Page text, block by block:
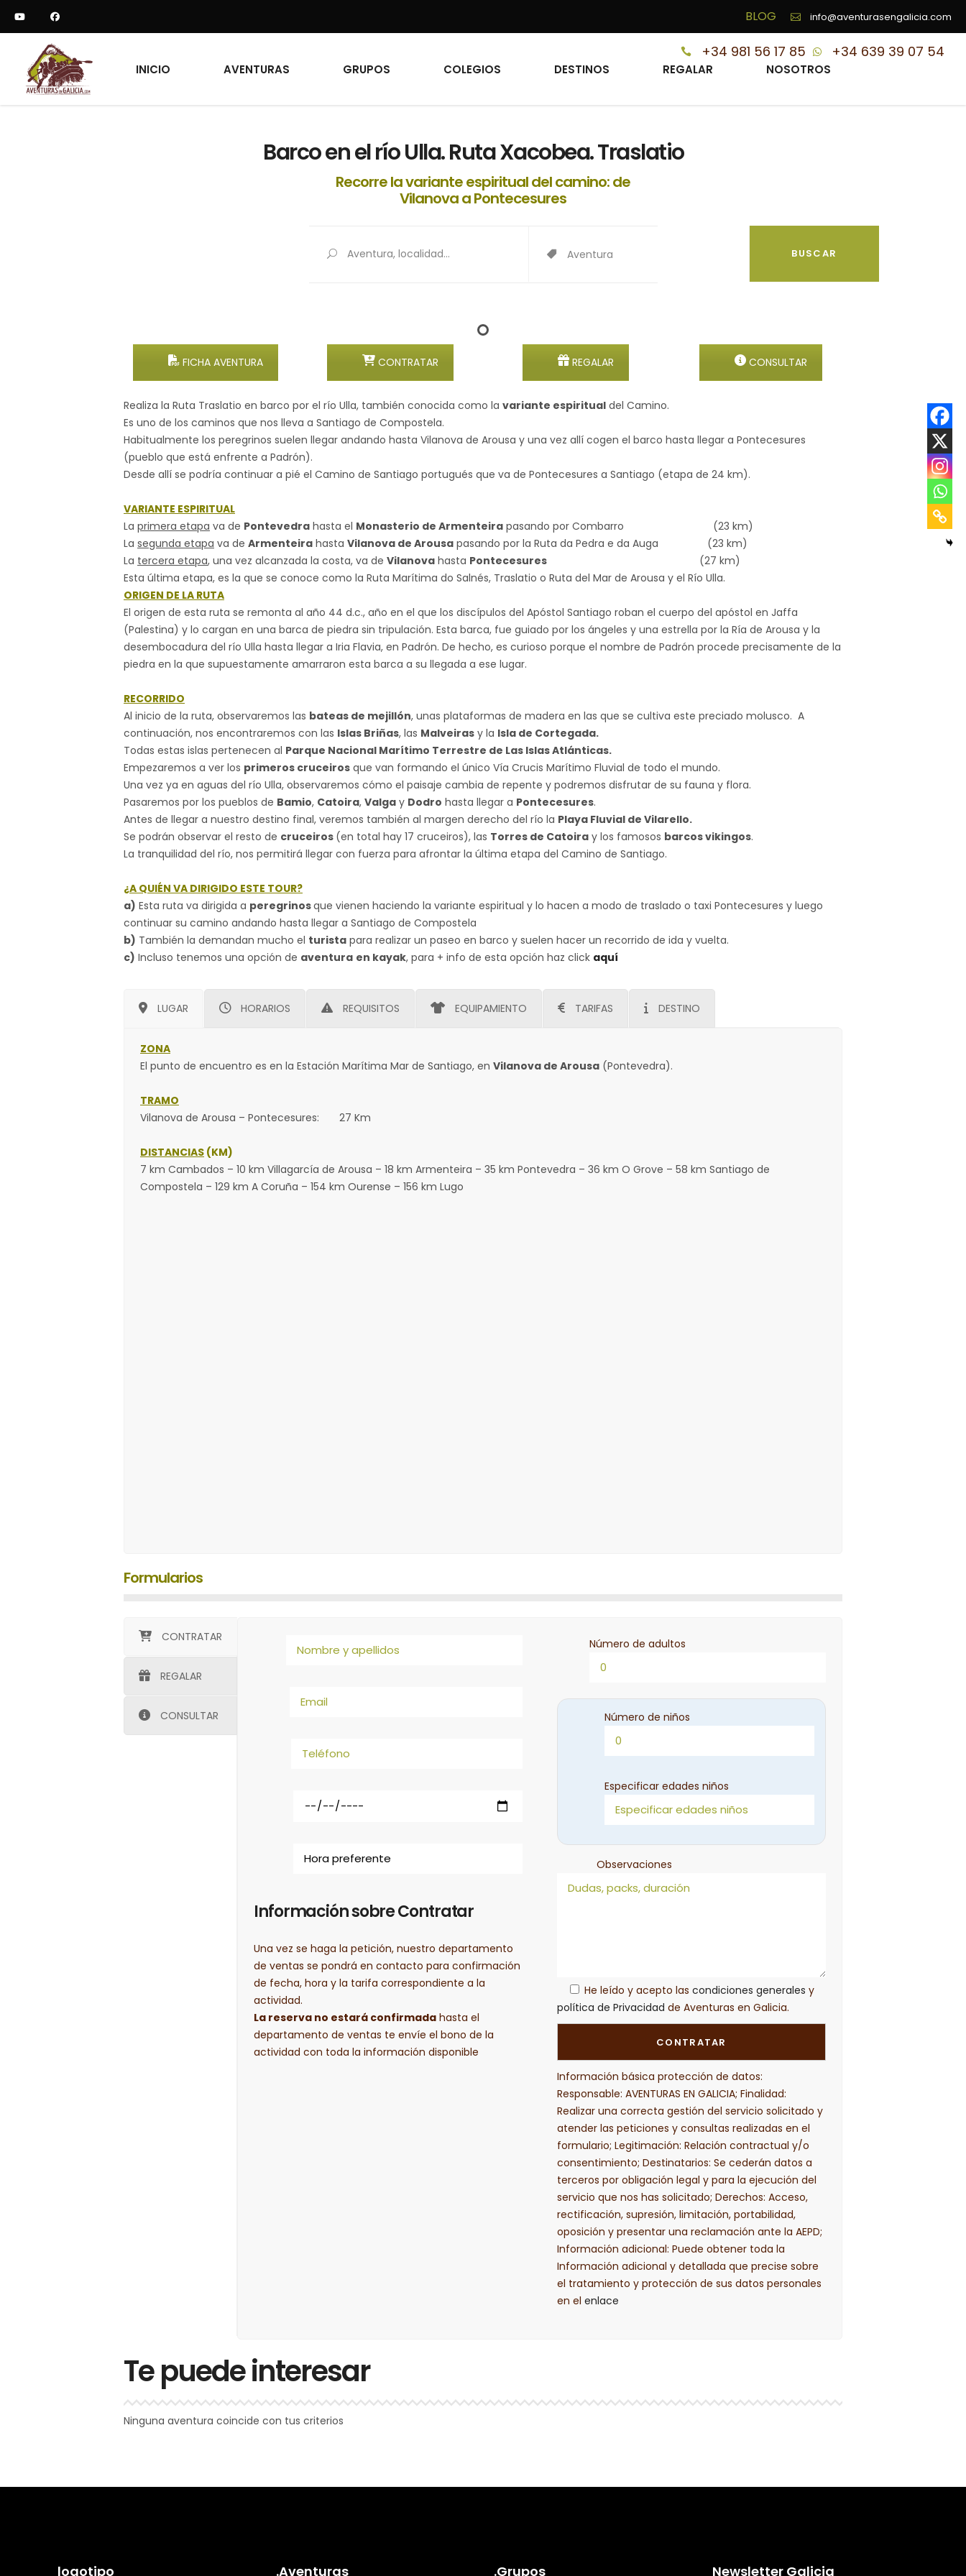
BLOG info@aventurasengalicia.com
INICIO AVENTURAS GRUPOS COLEGIOS DESTINOS REGALAR NOSOTROS
+34 981 56 17 85 +34 639 39 07 54
Barco en el río Ulla. Ruta Xacobea. Traslatio
Recorre la variante espiritual del camino: de
Vilanova a Pontecesures
Aventura
FICHA AVENTURA CONTRATAR REGALAR CONSULTAR
Realiza la Ruta Traslatio en barco por el río Ulla, también conocida como la variante espiritual del Camino.
Es uno de los caminos que nos lleva a Santiago de Compostela.
Habitualmente los peregrinos suelen llegar andando hasta Vilanova de Arousa y una vez allí cogen el barco hasta llegar a Pontecesures
(pueblo que está enfrente a Padrón).
Desde allí se podría continuar a pié el Camino de Santiago portugués que va de Pontecesures a Santiago (etapa de 24 km).
VARIANTE ESPIRITUAL
La primera etapa va de Pontevedra hasta el Monasterio de Armenteira pasando por Combarro (23 km)
La segunda etapa va de Armenteira hasta Vilanova de Arousa pasando por la Ruta da Pedra e da Auga (23 km)
La tercera etapa, una vez alcanzada la costa, va de Vilanova hasta Pontecesures (27 km)
Esta última etapa, es la que se conoce como la Ruta Marítima do Salnés, Traslatio o Ruta del Mar de Arousa y el Río Ulla.
ORIGEN DE LA RUTA
El origen de esta ruta se remonta al año 44 d.c., año en el que los discípulos del Apóstol Santiago roban el cuerpo del apóstol en Jaffa
(Palestina) y lo cargan en una barca de piedra sin tripulación. Esta barca, fue guiado por los ángeles y una estrella por la Ría de Arousa y la
desembocadura del río Ulla hasta llegar a Iria Flavia, en Padrón. De hecho, es curioso porque el nombre de Padrón procede precisamente de la
piedra en la que supuestamente amarraron esta barca a su llegada a ese lugar.
RECORRIDO
Al inicio de la ruta, observaremos las bateas de mejillón, unas plataformas de madera en las que se cultiva este preciado molusco. A
continuación, nos encontraremos con las Islas Briñas, las Malveiras y la Isla de Cortegada.
Todas estas islas pertenecen al Parque Nacional Marítimo Terrestre de Las Islas Atlánticas.
Empezaremos a ver los primeros cruceiros que van formando el único Vía Crucis Marítimo Fluvial de todo el mundo.
Una vez ya en aguas del río Ulla, observaremos cómo el paisaje cambia de repente y podremos disfrutar de su fauna y flora.
Pasaremos por los pueblos de Bamio, Catoira, Valga y Dodro hasta llegar a Pontecesures.
Antes de llegar a nuestro destino final, veremos también al margen derecho del río la Playa Fluvial de Vilarello.
Se podrán observar el resto de cruceiros (en total hay 17 cruceiros), las Torres de Catoira y los famosos barcos vikingos.
La tranquilidad del río, nos permitirá llegar con fuerza para afrontar la última etapa del Camino de Santiago.
¿A QUIÉN VA DIRIGIDO ESTE TOUR?
a) Esta ruta va dirigida a peregrinosque vienen haciendo la variante espiritual y lo hacen a modo de traslado o taxi Pontecesures y luego
continuar su camino andando hasta llegar a Santiago de Compostela
b) También la demandan mucho el turista para realizar un paseo en barco y suelen hacer un recorrido de ida y vuelta.
c) Incluso tenemos una opción de aventura en kayak, para + info de esta opción haz click aquí
LUGAR HORARIOS REQUISITOS EQUIPAMIENTO TARIFAS DESTINO
ZONA
El punto de encuentro es en la Estación Marítima Mar de Santiago, en Vilanova de Arousa (Pontevedra).
TRAMO
Vilanova de Arousa – Pontecesures: 27 Km
DISTANCIAS (KM)
7 km Cambados – 10 km Villagarcía de Arousa – 18 km Armenteira – 35 km Pontevedra – 36 km O Grove – 58 km Santiago de
Compostela – 129 km A Coruña – 154 km Ourense – 156 km Lugo
Formularios
CONTRATAR
REGALAR
CONSULTAR
Información sobre Contratar
Una vez se haga la petición, nuestro departamento
de ventas se pondrá en contacto para confirmación
de fecha, hora y la tarifa correspondiente a la
actividad.
La reserva no estará confirmada hasta el
departamento de ventas te envíe el bono de la
actividad con toda la información disponible
Número de adultos
Número de niños
Especificar edades niños
Observaciones
He leído y acepto las condiciones generales y
política de Privacidad de Aventuras en Galicia.
Información básica protección de datos:
Responsable: AVENTURAS EN GALICIA; Finalidad:
Realizar una correcta gestión del servicio solicitado y
atender las peticiones y consultas realizadas en el
formulario; Legitimación: Relación contractual y/o
consentimiento; Destinatarios: Se cederán datos a
terceros por obligación legal y para la ejecución del
servicio que nos has solicitado; Derechos: Acceso,
rectificación, supresión, limitación, portabilidad,
oposición y presentar una reclamación ante la AEPD;
Información adicional: Puede obtener toda la
Información adicional y detallada que precise sobre
el tratamiento y protección de sus datos personales
en el enlace
Te puede interesar
Ninguna aventura coincide con tus criterios
logotipo .Aventuras .Grupos Newsletter Galicia